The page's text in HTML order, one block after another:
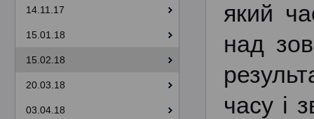
14.11.17
15.01.18
15.02.18
20.03.18
03.04.18
який
над
часу і